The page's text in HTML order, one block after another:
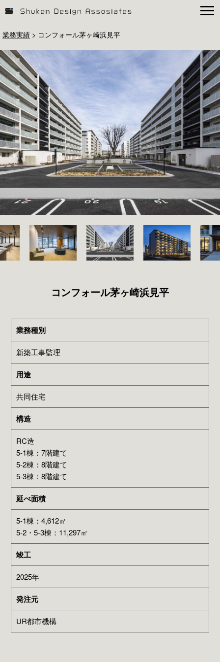
業務実績 > コンフォール茅ヶ崎浜見平
コンフォール茅ヶ崎浜見平
業務種別
新築工事監理
用途
共同住宅
構造
RC造
5-1棟：7階建て
5-2棟：8階建て
5-3棟：8階建て
延べ面積
5-1棟：4,612㎡
5-2・5-3棟：11,297㎡
竣工
2025年
発注元
UR都市機構